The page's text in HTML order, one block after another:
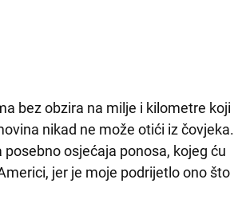
bez obzira na milje i kilometre koji
nikad ne može otići iz čovjeka.
osjećaja ponosa, kojeg ću
jer je moje podrijetlo ono što